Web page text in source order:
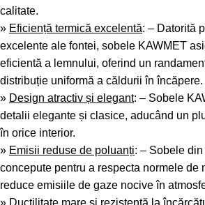
calitate.
» Eficiență termică excelentă: – Datorită
excelente ale fontei, sobele KAWMET
eficientă a lemnului, oferind un
distribuție uniformă a căldurii în încăpere.
» Design atractiv și elegant: – Sobele
detalii elegante și clasice, aducând un
în orice interior.
» Emisii reduse de poluanți: – Sobele
concepute pentru a respecta normele de
reduce emisiile de gaze nocive în
» Ductilitate mare și rezistență la